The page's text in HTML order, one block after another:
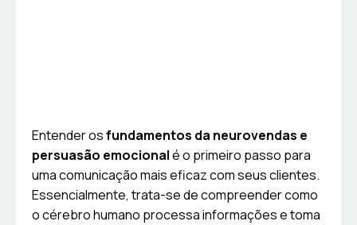
Entender osfundamentos da neurovendas e
persuasão emocionalé o primeiro passo para
uma comunicação mais eficaz com seus clientes.
Essencialmente, trata-se de compreender como
o cérebro humano processa informações e toma